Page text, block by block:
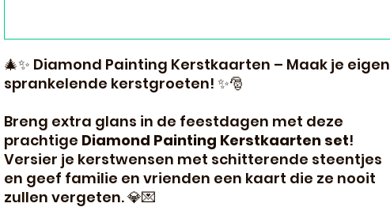
🎄✨ Diamond Painting Kerstkaarten – Maak je eigen
sprankelende kerstgroeten! ✨🎅
Breng extra glans in de feestdagen met deze
prachtige Diamond Painting Kerstkaarten set!
Versier je kerstwensen met schitterende steentjes
en geef familie en vrienden een kaart die ze nooit
zullen vergeten. 💎💌